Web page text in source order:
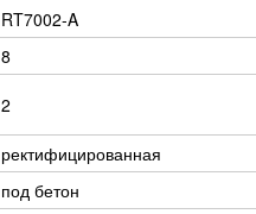
RT7002-A
8
2
ректифицированная
под бетон